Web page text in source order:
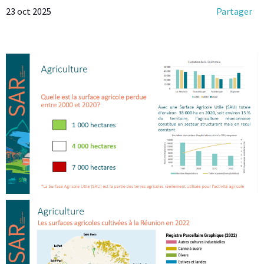
23 oct 2025 Partager